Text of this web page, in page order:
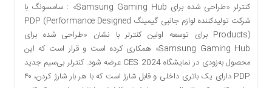
کنترلر «طراحی شده برای Samsung Gaming Hub» : سامسونگ با
شرکت تولیدکننده لوازم جانبی گیمینگ PDP (Performance Designed
Products) برای توسعه اولین کنترلر با نشان «طراحی شده برای
Samsung Gaming Hub» همکاری کرده است و قرار است که این
محصول به‌زودی در نمایشگاه CES 2024 عرضه شود. کنترلر بی‌سیم جدید
PDP دارای یک باتری داخلی و قابل شارژ است که با هر بار شارژ کردن، ۴۰